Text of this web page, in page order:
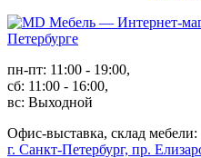
пн-пт: 11:00 - 19:00,
сб: 11:00 - 16:00,
вс: Выходной
Офис-выставка, склад мебели:
г. Санкт-Петербург, пр.